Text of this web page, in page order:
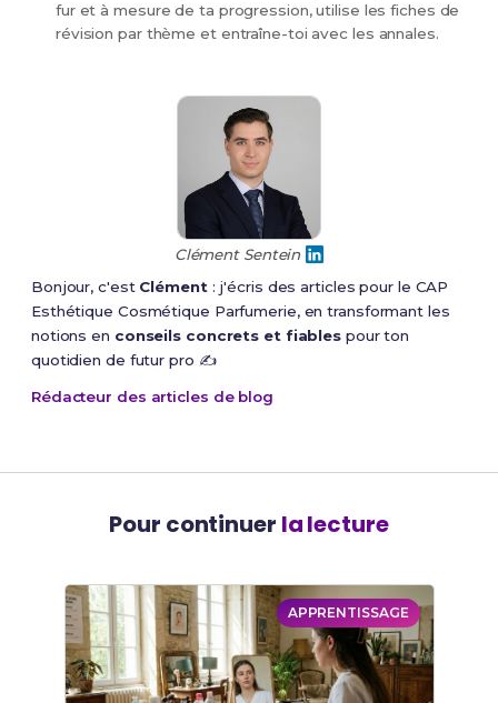
fur et à mesure de ta progression, utilise les fiches de
révision par thème et entraîne-toi avec les annales.
Clément Sentein
Bonjour, c'est Clément: j'écris des articles pour le CAP
Esthétique Cosmétique Parfumerie, en transformant les
notions en conseils concrets et fiables pour ton
quotidien de futur pro ✍️
Rédacteur des articles de blog
Pour continuer la lecture
APPRENTISSAGE